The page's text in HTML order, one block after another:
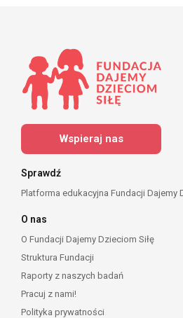
Wspieraj nas
Sprawdź
Platforma edukacyjna Fundacji Dajemy
O nas
O Fundacji Dajemy Dzieciom Siłę
Struktura Fundacji
Raporty z naszych badań
Pracuj z nami!
Polityka prywatności